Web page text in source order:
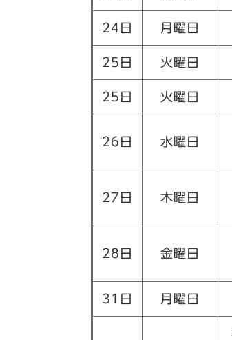
24日 月曜日
25日 火曜日
25日 火曜日
26日 水曜日
27日 木曜日
28日 金曜日
31日 月曜日